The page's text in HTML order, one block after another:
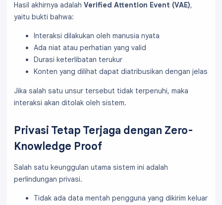
Hasil akhirnya adalah Verified Attention Event (VAE),
yaitu bukti bahwa:
Interaksi dilakukan oleh manusia nyata
Ada niat atau perhatian yang valid
Durasi keterlibatan terukur
Konten yang dilihat dapat diatribusikan dengan jelas
Jika salah satu unsur tersebut tidak terpenuhi, maka
interaksi akan ditolak oleh sistem.
Privasi Tetap Terjaga dengan Zero-
Knowledge Proof
Salah satu keunggulan utama sistem ini adalah
perlindungan privasi.
Tidak ada data mentah pengguna yang dikirim keluar